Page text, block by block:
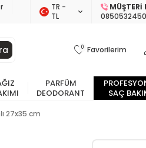
TR −
TL
MÜŞTERI
0 Favorilerim
PARFÜM
DEODORANT
SAÇ
27x35 cm